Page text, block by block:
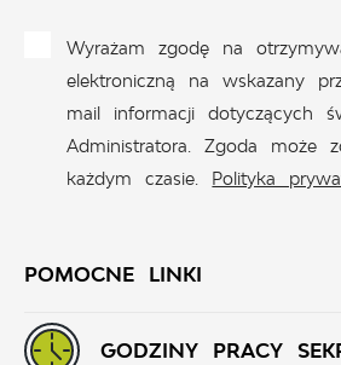
POMOCNE LINKI
Wyrażam zgodę na
elektroniczną na wskazany
mail informacji dotyczących
Administratora. Zgoda może
każdym czasie. Polityka
GODZINY PRACY